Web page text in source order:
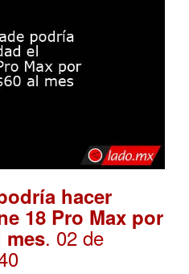
hacer
18 Pro Max por
mes. 02 de